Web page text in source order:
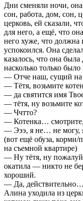
Дни сменяли ночи, она
сон, работа, дом, сон,
церковь, ей сказали,
для него, а ещё, что
него хуже, что должна
успокоился. Она
казалось, что она
насколько только
— Отче наш, сущий на
— Тётя, возьмите
— да святится имя
— тётя, ну возьмите
— Ччтто?
— Котенка…
— Эээ, я не… не могу,
(вот ещё обуза, корми/
на съемной квартире)
— Ну тётя, ну
окатила — никто не
хороший.
— Да,
Алина уходила из